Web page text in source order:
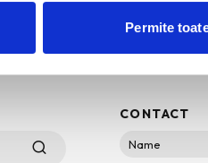
Permite
CONTACT